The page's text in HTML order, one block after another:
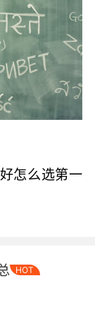
怎么选第一
是大家要知
是好的，当
。我们可以
HOT